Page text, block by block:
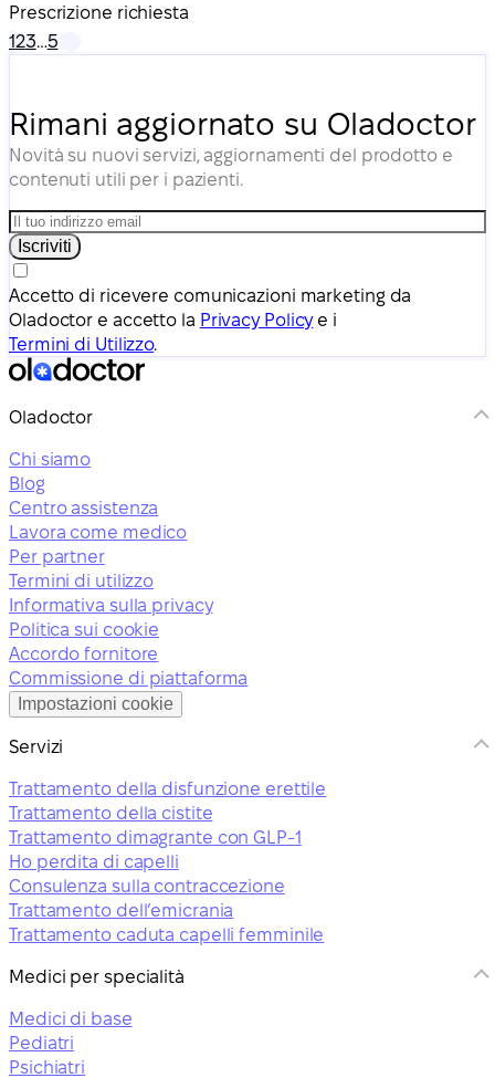
Prescrizione richiesta
123…5
Rimani aggiornato su Oladoctor
Novità su nuovi servizi, aggiornamenti del prodotto e
contenuti utili per i pazienti.
Iscriviti
Accetto di ricevere comunicazioni marketing da
Oladoctor e accetto la Privacy Policye i
Termini di Utilizzo.
Oladoctor
Chi siamo
Blog
Centro assistenza
Lavora come medico
Per partner
Termini di utilizzo
Informativa sulla privacy
Politica sui cookie
Accordo fornitore
Commissione di piattaforma
Impostazioni cookie
Servizi
Trattamento della disfunzione erettile
Trattamento della cistite
Trattamento dimagrante con GLP-1
Ho perdita di capelli
Consulenza sulla contraccezione
Trattamento dell’emicrania
Trattamento caduta capelli femminile
Medici per specialità
Medici di base
Pediatri
Psichiatri